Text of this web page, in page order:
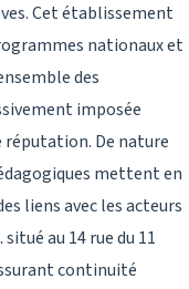
Cet établissement
nationaux et
des
imposée
réputation. De nature
mettent en
liens avec les acteurs
au 14 rue du 11
continuité